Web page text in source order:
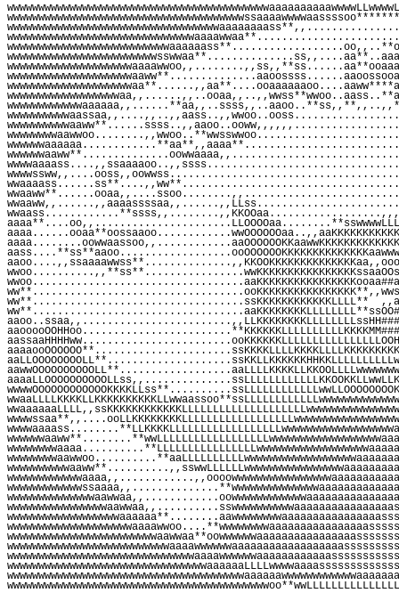
ww**..................................ssKKKKKKKKKKKKLLLL**